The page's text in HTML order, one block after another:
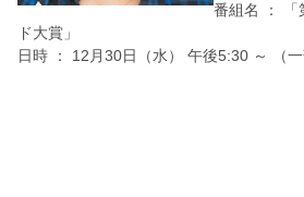
番組名 ： 「
ド大賞」
日時 ： 12月30日（水） 午後5:30 ～ （一